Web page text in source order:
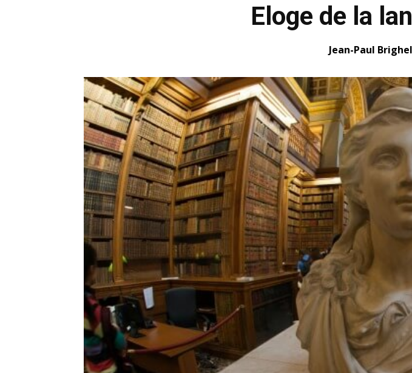
Eloge de la
Jean-Paul